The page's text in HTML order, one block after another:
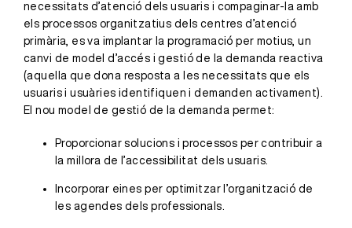
necessitats d’atenció dels usuaris i compaginar-la amb
els processos organitzatius dels centres d’atenció
primària, es va implantar la programació per motius, un
canvi de model d’accés i gestió de la demanda reactiva
(aquella que dona resposta a les necessitats que els
usuaris i usuàries identifiquen i demanden activament).
El nou model de gestió de la demanda permet:
Proporcionar solucions i processos per contribuir a
la millora de l’accessibilitat dels usuaris.
Incorporar eines per optimitzar l’organització de
les agendes dels professionals.